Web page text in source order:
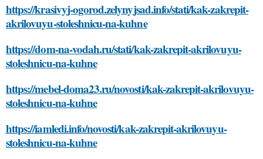
https://krasivyj-ogorod.zelynyjsad.info/stati/kak-zakrepit-
akrilovuyu-stoleshnicu-na-kuhne
https://dom-na-vodah.ru/stati/kak-zakrepit-akrilovuyu-
stoleshnicu-na-kuhne
https://mebel-doma23.ru/novosti/kak-zakrepit-akrilovuyu-
stoleshnicu-na-kuhne
https://iamledi.info/novosti/kak-zakrepit-akrilovuyu-
stoleshnicu-na-kuhne